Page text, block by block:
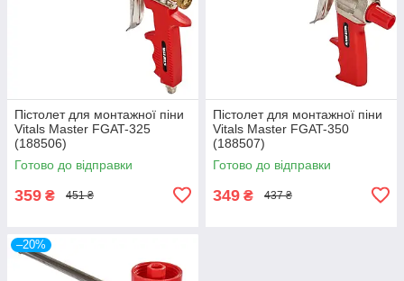
Пістолет для монтажної піни
Vitals Master FGAT-325
(188506)
Готово до відправки
359 ₴ 451 ₴
Пістолет для монтажної піни
Vitals Master FGAT-350
(188507)
Готово до відправки
349 ₴ 437 ₴
–20%